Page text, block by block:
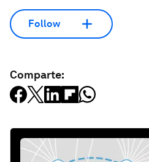
Follow
Comparte: